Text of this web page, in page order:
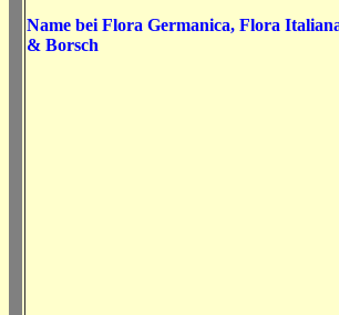
Name bei Flora Germanica, Flora
& Borsch